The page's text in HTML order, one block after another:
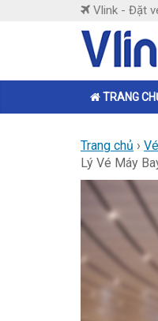
Vlink - Đặt
Vlink
Đặt
vé
đồng
hành
tận
TRANG
Trang chủ ›
Lý Vé Máy